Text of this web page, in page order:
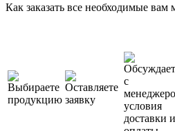
Как заказать все необходимые вам